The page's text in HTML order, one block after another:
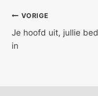
Bericht
navigatie
VORIGE
Je hoofd uit, jullie bed
in